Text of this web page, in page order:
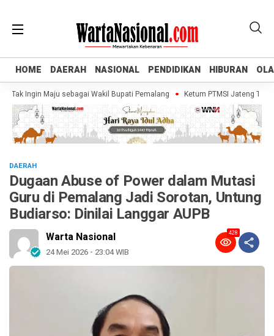
HOME DAERAH NASIONAL PENDIDIKAN HIBURAN
HOME DAERAH NASIONAL PENDIDIKAN HIBURAN
Ingin Maju sebagai Wakil Bupati Pemalang Ketum PTMSI Jateng Tinjau
DAERAH
Dugaan Abuse of Power dalam Mutasi
Guru di Pemalang Jadi Sorotan, Untung
Budiarso: Dinilai Langgar AUPB
Warta Nasional
24 Mei 2026 - 23:04 WIB
428